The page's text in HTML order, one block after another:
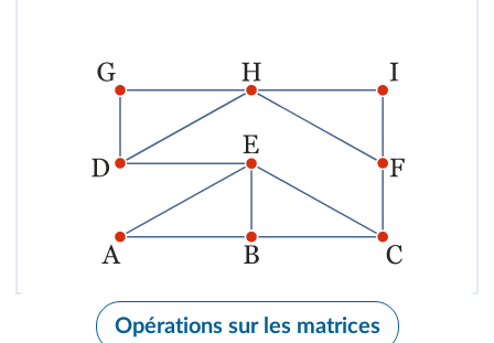
Opérations sur les matrices